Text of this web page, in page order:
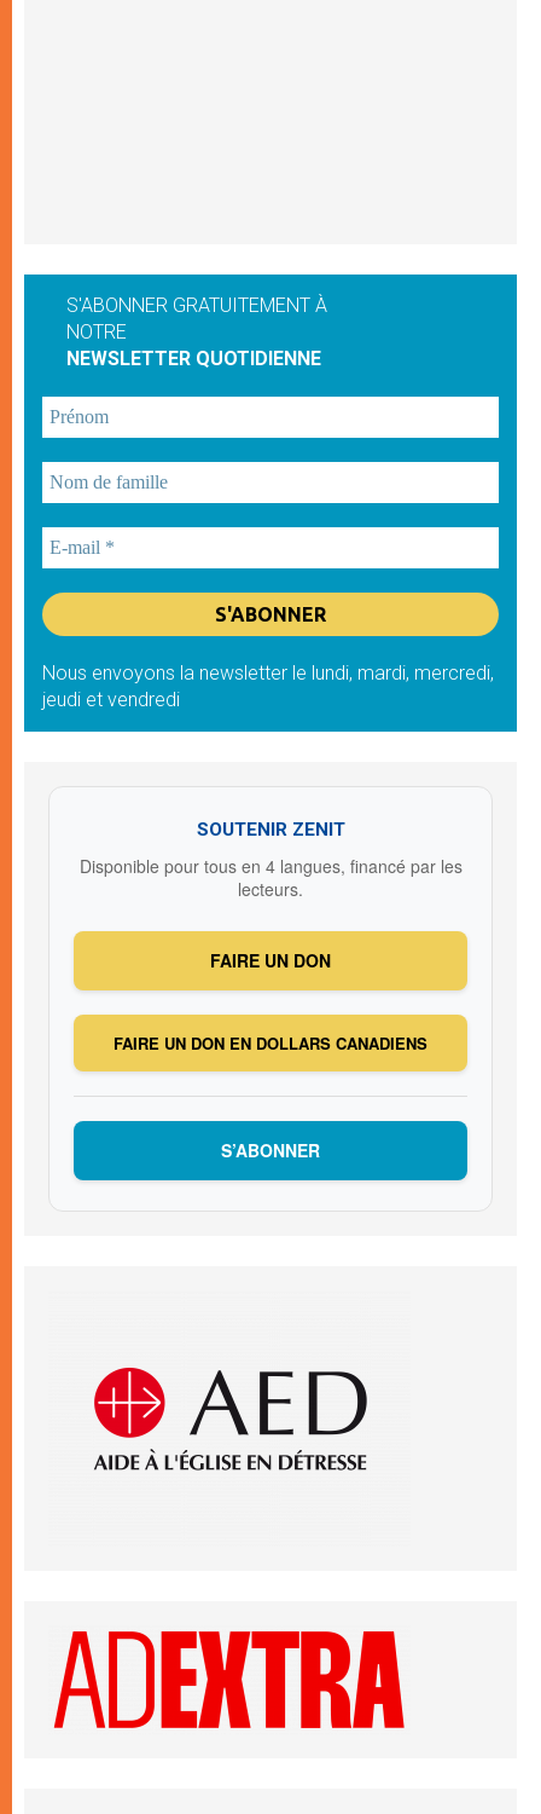
S'ABONNER GRATUITEMENT À
NOTRE
NEWSLETTER QUOTIDIENNE
Nous envoyons la newsletter le lundi, mardi, mercredi,
jeudi et vendredi
SOUTENIR ZENIT
Disponible pour tous en 4 langues, financé par les
lecteurs.
FAIRE UN DON
FAIRE UN DON EN DOLLARS CANADIENS
S’ABONNER